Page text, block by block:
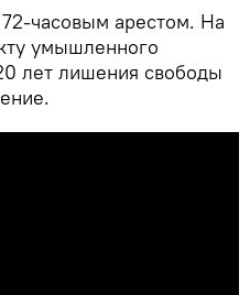
часовым арестом. На
умышленного
лет лишения свободы